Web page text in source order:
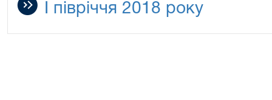
I півріччя 2018 року